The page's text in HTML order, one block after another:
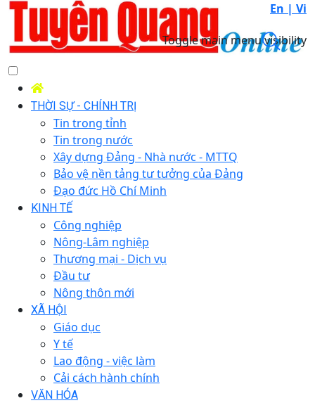
En | Vi
Toggle main menu visibility
THỜI SỰ - CHÍNH TRỊ
Tin trong tỉnh
Tin trong nước
Xây dựng Đảng - Nhà nước - MTTQ
Bảo vệ nền tảng tư tưởng của Đảng
Đạo đức Hồ Chí Minh
KINH TẾ
Công nghiệp
Nông-Lâm nghiệp
Thương mại - Dịch vụ
Đầu tư
Nông thôn mới
XÃ HỘI
Giáo dục
Y tế
Lao động - việc làm
Cải cách hành chính
VĂN HÓA